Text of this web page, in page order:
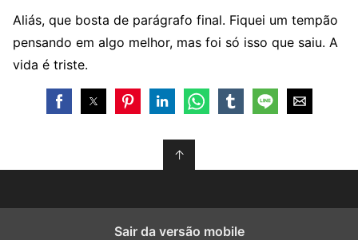
Aliás, que bosta de parágrafo final. Fiquei um tempão
pensando em algo melhor, mas foi só isso que saiu. A
vida é triste.
↑
Sair da versão mobile